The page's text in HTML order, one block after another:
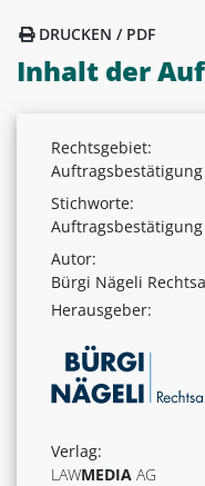
DRUCKEN / PDF
Inhalt der
Rechtsgebiet:
Auftragsbestätigung
Stichworte:
Auftragsbestätigung
Autor:
Bürgi Nägeli
Herausgeber:
Verlag:
LAWMEDIA AG